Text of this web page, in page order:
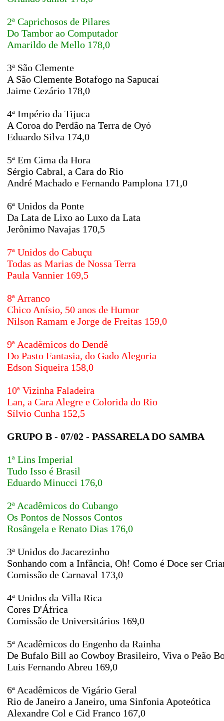
2ª Caprichosos de Pilares
Do Tambor ao Computador
Amarildo de Mello 178,0
3ª São Clemente
A São Clemente Botafogo na Sapucaí
Jaime Cezário 178,0
4ª Império da Tijuca
A Coroa do Perdão na Terra de Oyó
Eduardo Silva 174,0
5ª Em Cima da Hora
Sérgio Cabral, a Cara do Rio
André Machado e Fernando Pamplona 171,0
6ª Unidos da Ponte
Da Lata de Lixo ao Luxo da Lata
Jerônimo Navajas 170,5
7ª Unidos do Cabuçu
Todas as Marias de Nossa Terra
Paula Vannier 169,5
8ª Arranco
Chico Anísio, 50 anos de Humor
Nilson Ramam e Jorge de Freitas 159,0
9ª Acadêmicos do Dendê
Do Pasto Fantasia, do Gado Alegoria
Edson Siqueira 158,0
10ª Vizinha Faladeira
Lan, a Cara Alegre e Colorida do Rio
Sílvio Cunha 152,5
GRUPO B - 07/02 - PASSARELA DO SAMBA
1ª Lins Imperial
Tudo Isso é Brasil
Eduardo Minucci 176,0
2ª Acadêmicos do Cubango
Os Pontos de Nossos Contos
Rosângela e Renato Dias 176,0
3ª Unidos do Jacarezinho
Sonhando com a Infância, Oh! Como é Doce ser
Comissão de Carnaval 173,0
4ª Unidos da Villa Rica
Cores D'África
Comissão de Universitários 169,0
5ª Acadêmicos do Engenho da Rainha
De Bufalo Bill ao Cowboy Brasileiro, Viva o Peão
Luis Fernando Abreu 169,0
6ª Acadêmicos de Vigário Geral
Rio de Janeiro a Janeiro, uma Sinfonia Apoteótica
Alexandre Col e Cid Franco 167,0